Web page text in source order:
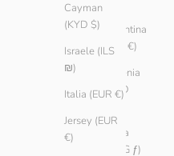
Cayman
(KYD $)
Israele (ILS
₪)
Italia (EUR €)
Jersey (EUR
€)
Argentina
(EUR €)
Armenia
(AMD
Aruba
(AWG ƒ)